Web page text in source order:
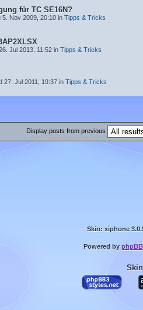
für TC SE16N?
5. Nov 2009, 20:10 in Tipps & Tricks
Jul 2013, 11:52 in Tipps & Tricks
27. Jul 2011, 19:37 in Tipps & Tricks
Display posts from previous
Skin: xiphone
Powered by phpBB